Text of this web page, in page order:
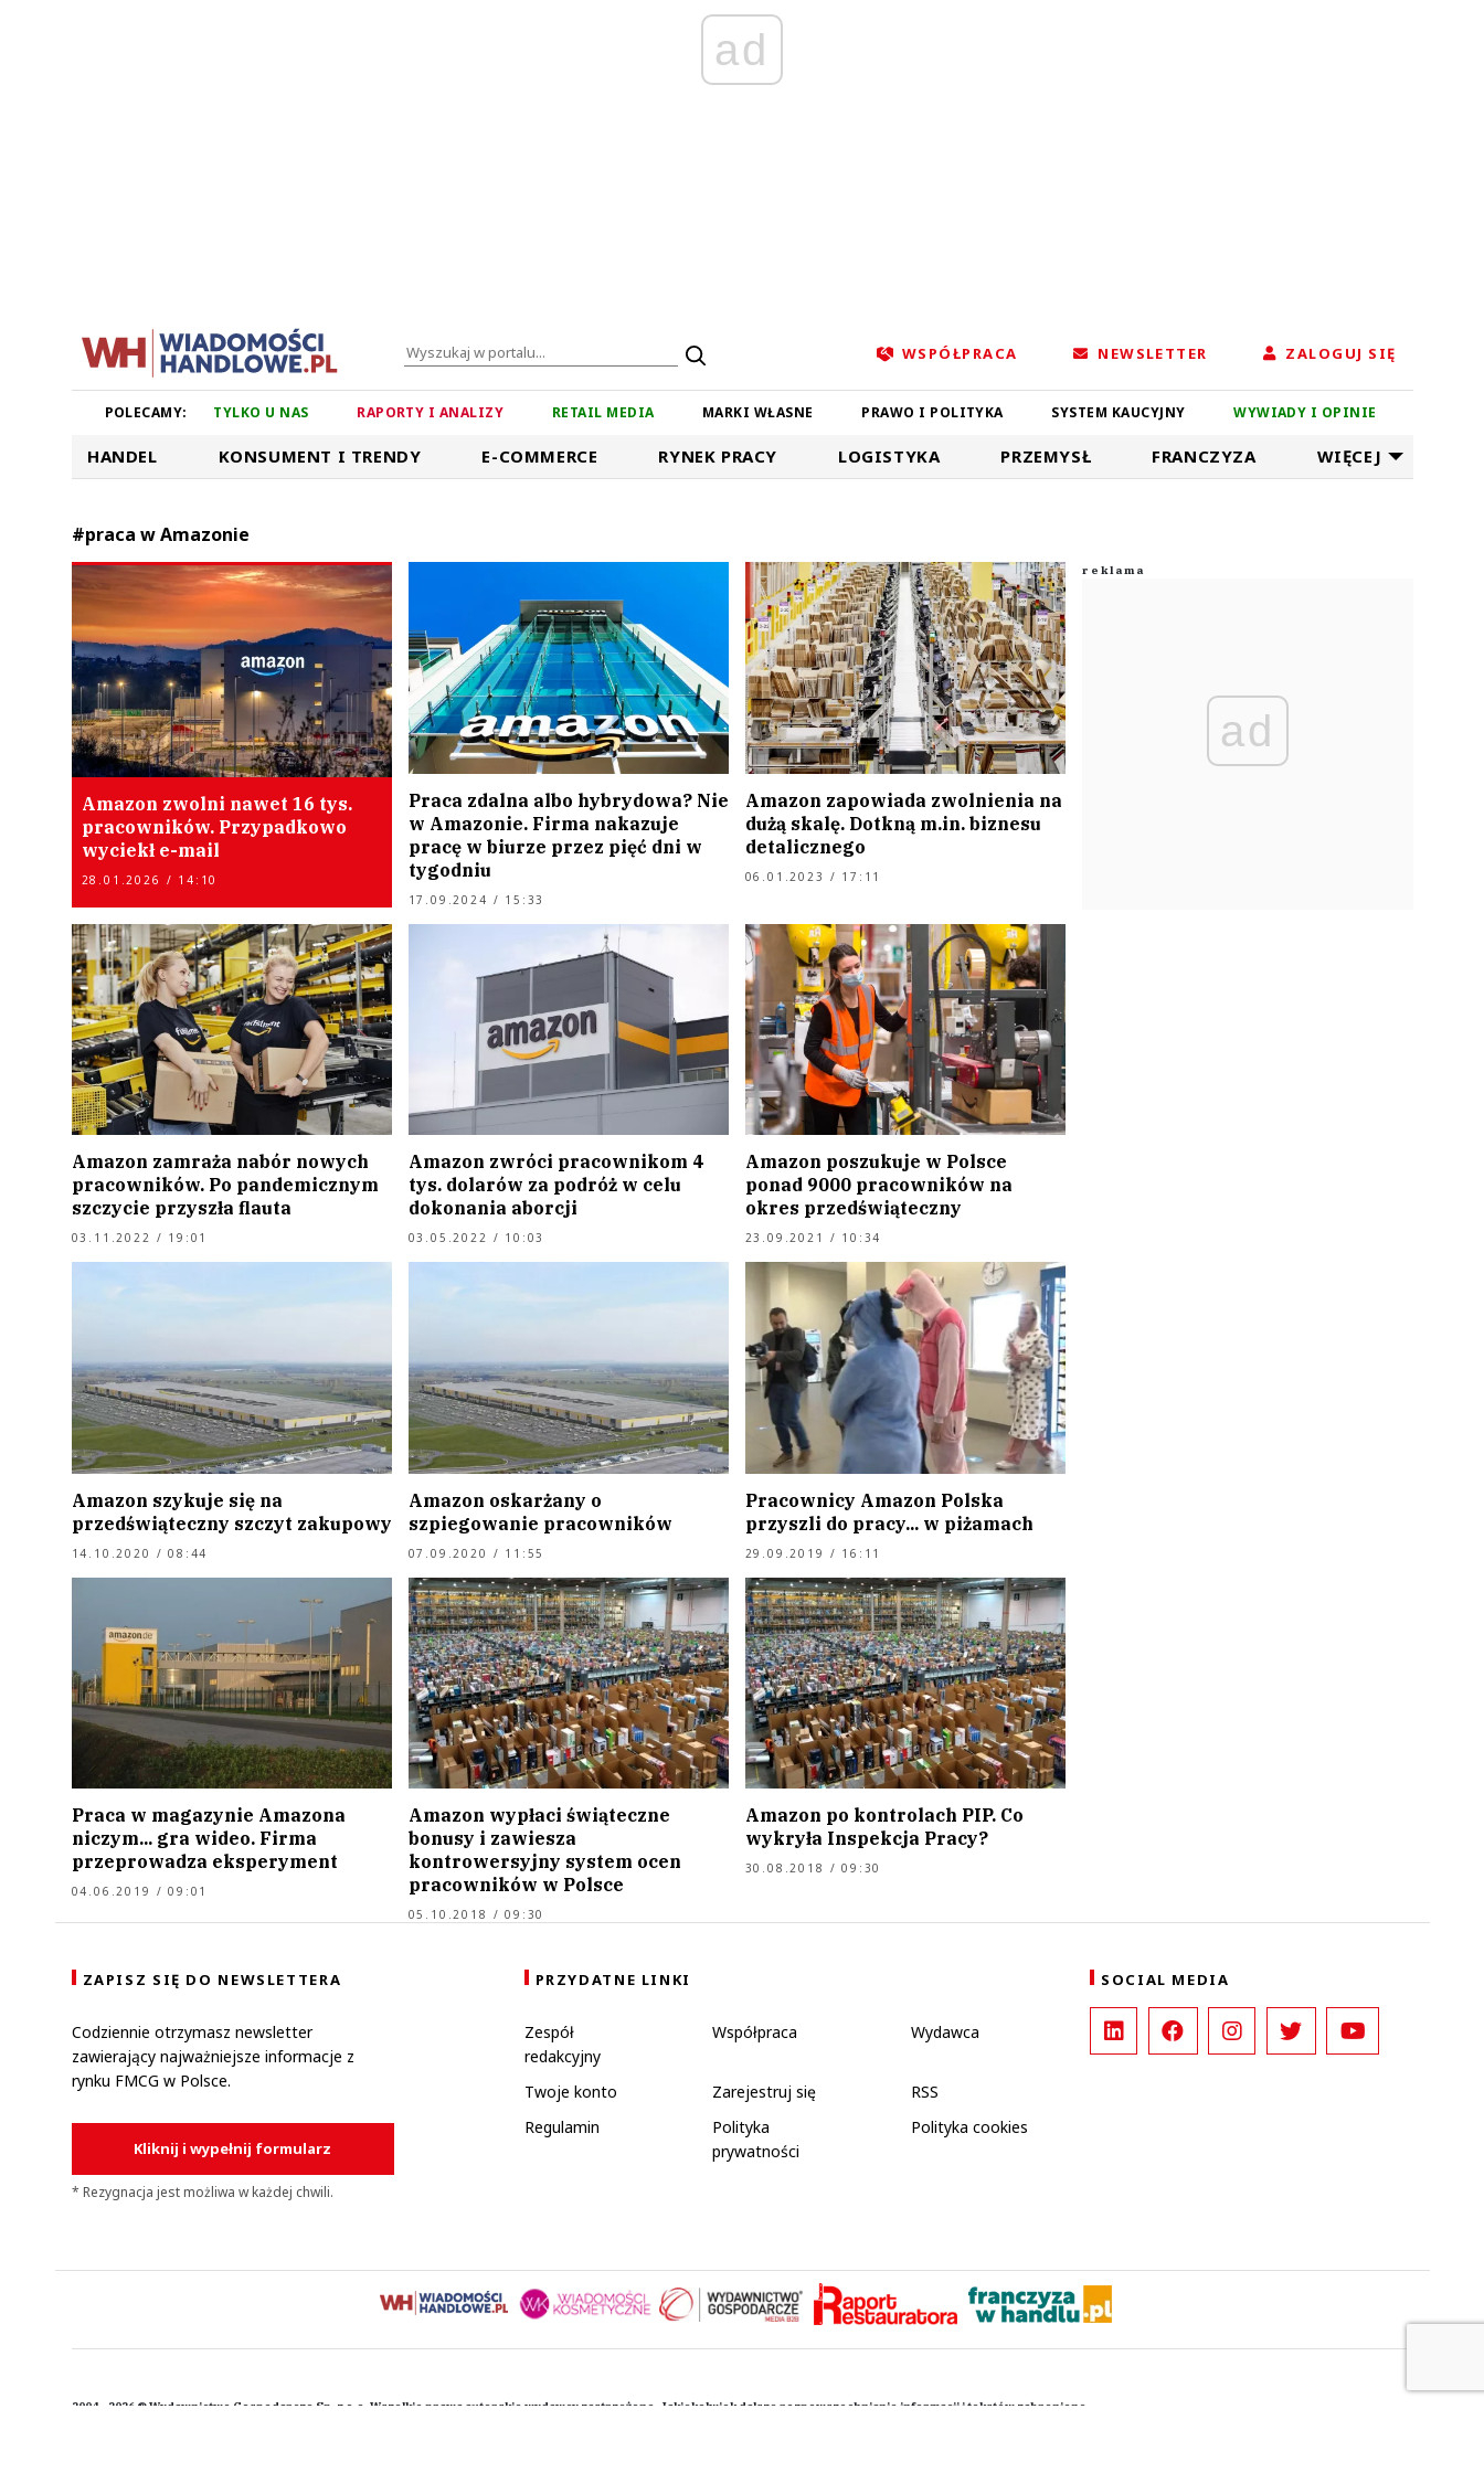
ad
WSPÓŁPRACA NEWSLETTER ZALOGUJ SIĘ
POLECAMY: TYLKO U NAS RAPORTY I ANALIZY RETAIL MEDIA MARKI WŁASNE PRAWO I POLITYKA SYSTEM KAUCYJNY WYWIADY I OPINIE
HANDEL KONSUMENT I TRENDY E-COMMERCE RYNEK PRACY LOGISTYKA PRZEMYSŁ FRANCZYZA WIĘCEJ
#praca w Amazonie
Amazon zwolni nawet 16 tys.
pracowników. Przypadkowo
wyciekł e-mail
28.01.2026 / 14:10
Praca zdalna albo hybrydowa? Nie
w Amazonie. Firma nakazuje
pracę w biurze przez pięć dni w
tygodniu
17.09.2024 / 15:33
Amazon zapowiada zwolnienia na
dużą skalę. Dotkną m.in. biznesu
detalicznego
06.01.2023 / 17:11
Amazon zamraża nabór nowych
pracowników. Po pandemicznym
szczycie przyszła flauta
03.11.2022 / 19:01
Amazon zwróci pracownikom 4
tys. dolarów za podróż w celu
dokonania aborcji
03.05.2022 / 10:03
Amazon poszukuje w Polsce
ponad 9000 pracowników na
okres przedświąteczny
23.09.2021 / 10:34
Amazon szykuje się na
przedświąteczny szczyt zakupowy
14.10.2020 / 08:44
Amazon oskarżany o
szpiegowanie pracowników
07.09.2020 / 11:55
Pracownicy Amazon Polska
przyszli do pracy... w piżamach
29.09.2019 / 16:11
Praca w magazynie Amazona
niczym... gra wideo. Firma
przeprowadza eksperyment
04.06.2019 / 09:01
Amazon wypłaci świąteczne
bonusy i zawiesza
kontrowersyjny system ocen
pracowników w Polsce
05.10.2018 / 09:30
Amazon po kontrolach PIP. Co
wykryła Inspekcja Pracy?
30.08.2018 / 09:30
ad
ZAPISZ SIĘ DO NEWSLETTERA
Codziennie otrzymasz newsletter
zawierający najważniejsze informacje z
rynku FMCG w Polsce.
Kliknij i wypełnij formularz
* Rezygnacja jest możliwa w każdej chwili.
PRZYDATNE LINKI
Zespół
redakcyjny
Współpraca Wydawca
Twoje konto Zarejestruj się
RSS
Regulamin
Polityka
prywatności
Polityka cookies
SOCIAL MEDIA
2004 - 2026 © Wydawnictwo Gospodarcze Sp. z o.o. Wszelkie prawa autorskie wydawcy zastrzeżone. Jakiekolwiek dalsze rozpowszechnianie informacji i tekstów zabronione.